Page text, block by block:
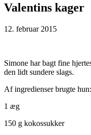
Valentins kager
12. februar 2015
Simone har bagt fine
den lidt sundere slags.
Af ingredienser brugte hun:
1 æg
150 g kokossukker